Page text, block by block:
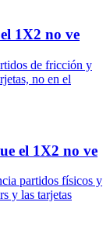
1X2 no ve
de fricción y
no en el
el 1X2 no ve
partidos físicos y
y las tarjetas